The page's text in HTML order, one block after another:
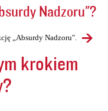
Nadzoru"?
„Absurdy Nadzoru".
krokiem